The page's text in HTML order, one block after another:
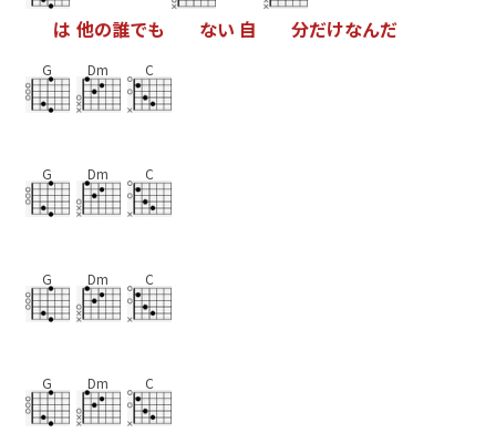
は 他の誰でも ない 自 分だけなんだ
G Dm C
G Dm C
G Dm C
G Dm C